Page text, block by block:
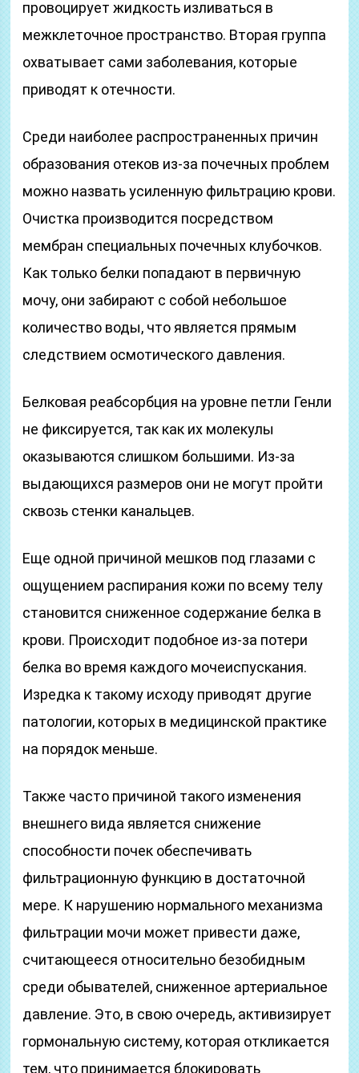
провоцирует жидкость изливаться в
межклеточное пространство. Вторая группа
охватывает сами заболевания, которые
приводят к отечности.
Среди наиболее распространенных причин
образования отеков из-за почечных проблем
можно назвать усиленную фильтрацию крови.
Очистка производится посредством
мембран специальных почечных клубочков.
Как только белки попадают в первичную
мочу, они забирают с собой небольшое
количество воды, что является прямым
следствием осмотического давления.
Белковая реабсорбция на уровне петли Генли
не фиксируется, так как их молекулы
оказываются слишком большими. Из-за
выдающихся размеров они не могут пройти
сквозь стенки канальцев.
Еще одной причиной мешков под глазами с
ощущением распирания кожи по всему телу
становится сниженное содержание белка в
крови. Происходит подобное из-за потери
белка во время каждого мочеиспускания.
Изредка к такому исходу приводят другие
патологии, которых в медицинской практике
на порядок меньше.
Также часто причиной такого изменения
внешнего вида является снижение
способности почек обеспечивать
фильтрационную функцию в достаточной
мере. К нарушению нормального механизма
фильтрации мочи может привести даже,
считающееся относительно безобидным
среди обывателей, сниженное артериальное
давление. Это, в свою очередь, активизирует
гормональную систему, которая откликается
тем, что принимается блокировать